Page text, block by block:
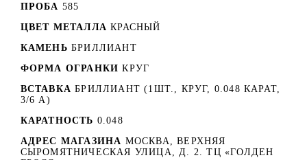
ПРОБА 585
ЦВЕТ МЕТАЛЛА КРАСНЫЙ
КАМЕНЬ БРИЛЛИАНТ
ФОРМА ОГРАНКИ КРУГ
ВСТАВКА БРИЛЛИАНТ (1ШТ., КРУГ, 0.048 КАРАТ,
3/6 А)
КАРАТНОСТЬ 0.048
АДРЕС МАГАЗИНА МОСКВА, ВЕРХНЯЯ
СЫРОМЯТНИЧЕСКАЯ УЛИЦА, Д. 2. ТЦ «ГОЛДЕН